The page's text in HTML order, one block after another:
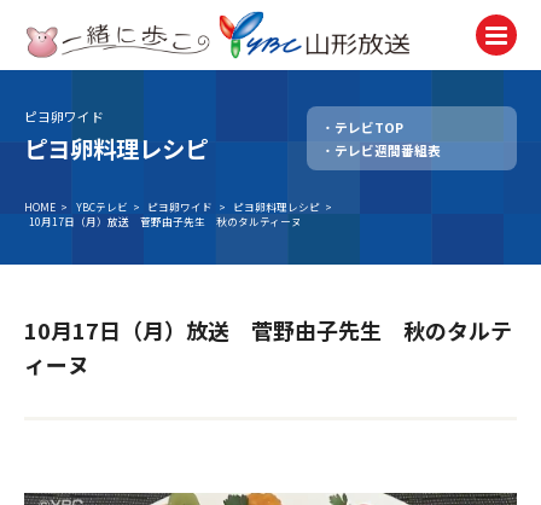
テレビ
TV
ラジオ
Radio
ピヨ卵ワイド
ピヨ卵料理レシピ
テレビTOP
テレビ週間番組表
HOME > YBCテレビ > ピヨ卵ワイド > ピヨ卵料理レシピ >
10月17日（月）放送 菅野由子先生 秋のタルティーヌ
10月17日（月）放送 菅野由子先生 秋のタルテ
ィーヌ